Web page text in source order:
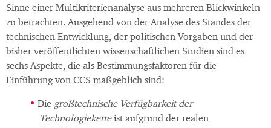
Sinne einer Multikriterienanalyse aus mehreren Blickwinkeln
zu betrachten. Ausgehend von der Analyse des Standes der
technischen Entwicklung, der politischen Vorgaben und der
bisher veröffentlichten wissenschaftlichen Studien sind es
sechs Aspekte, die als Bestimmungsfaktoren für die
Einführung von CCS maßgeblich sind:
Die großtechnische Verfügbarkeit der
Technologieketteist aufgrund der realen